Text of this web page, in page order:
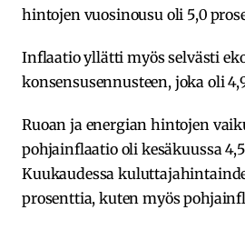
hintojen vuosinousu oli 5,0
Inflaatio yllätti myös selvästi
konsensusennusteen, joka oli
Ruoan ja energian hintojen
pohjainflaatio oli kesäkuussa
Kuukaudessa
prosenttia, kuten myös